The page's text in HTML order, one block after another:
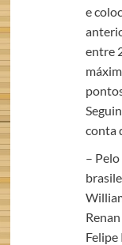
e
entre
conta
–
Felipe